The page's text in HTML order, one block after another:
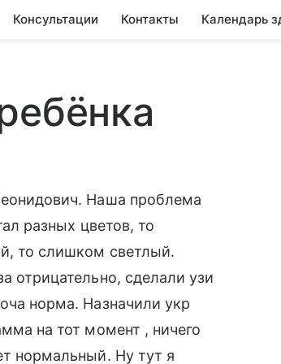
Консультации Контакты Календарь
Наша проблема
разных цветов, то
то слишком светлый.
отрицательно, сделали узи
норма. Назначили укр
на тот момент , ничего
нормальный. Ну тут я